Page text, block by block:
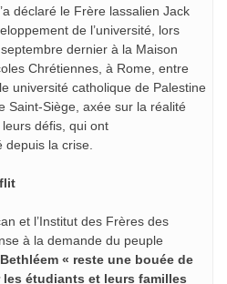
déclaré le Frère lassalien Jack
de l’université, lors
dernier à la Maison
Chrétiennes, à Rome, entre
université catholique de Palestine
Saint-Siège, axée sur la réalité
défis, qui ont
la crise.
et l’Institut des Frères des
à la demande du peuple
« reste une bouée de
étudiants et leurs familles